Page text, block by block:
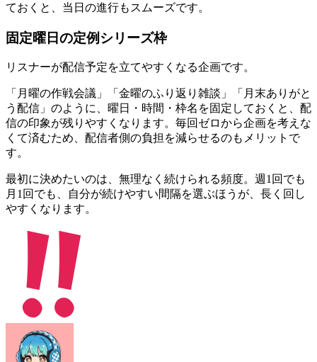
ておくと、当日の進行もスムーズです。
固定曜日の定例シリーズ枠
リスナーが配信予定を立てやすくなる企画です。
「月曜の作戦会議」「金曜のふり返り雑談」「月末ありがと
う配信」のように、曜日・時間・枠名を固定しておくと、配
信の印象が残りやすくなります。毎回ゼロから企画を考えな
くて済むため、配信者側の負担を減らせるのもメリットで
す。
最初に決めたいのは、無理なく続けられる頻度。週1回でも
月1回でも、自分が続けやすい間隔を選ぶほうが、長く回し
やすくなります。